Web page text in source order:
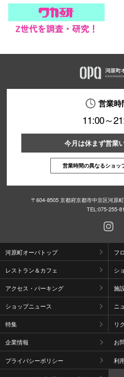
営業時
11:00～
今月は休まず営業
営業時間の異なるショッ
〒604-8505 京都府京都市中京区河原
TEL:075-255-
河原町オーパトップ フ
レストラン＆カフェ シ
アクセス・パーキング 施
ショップニュース ニ
特集 リ
企業情報 お
プライバシーポリシー 利